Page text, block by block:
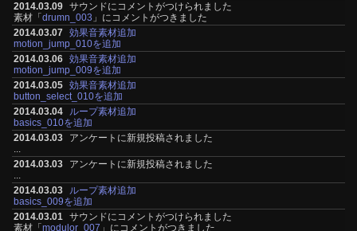
2014.03.09 サウンドにコメントがつけられました
素材「drumn_003 」にコメントがつきました
2014.03.07 効果音素材追加
motion_jump_010を追加
2014.03.06 効果音素材追加
motion_jump_009を追加
2014.03.05 効果音素材追加
button_select_010を追加
2014.03.04
ループ素材追加
basics_010を追加
2014.03.03
アンケートに新規投稿されました
...
2014.03.03
アンケートに新規投稿されました
...
2014.03.03
ループ素材追加
basics_009を追加
2014.03.01 サウンドにコメントがつけられました
素材「modulor_007 」にコメントがつきました